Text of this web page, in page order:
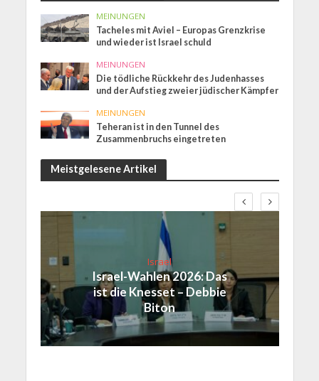
MEINUNGEN
Tacheles mit Aviel – Europas Grenzkrise
und wieder ist Israel schuld
MEINUNGEN
Die tödliche Rückkehr des Judenhasses
und der Aufstieg zweier jüdischer Kämpfer
MEINUNGEN
Teheran ist in den Tunnel des
Zusammenbruchs eingetreten
Meistgelesene Artikel
Israel
Israel-Wahlen 2026: Das
ist die Knesset – Debbie
Biton